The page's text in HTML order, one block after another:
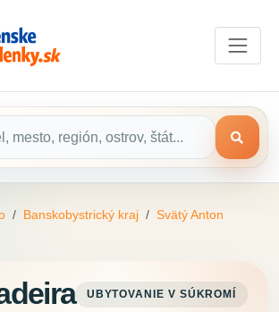
Banskobystrický kraj
Svätý Anton
UBYTOVANIE V SÚKROMÍ